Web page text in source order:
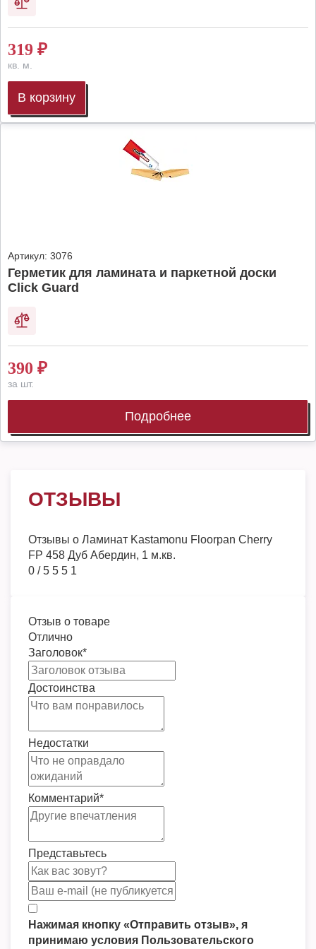
319 ₽
кв. м.
В корзину
Артикул: 3076
Герметик для ламината и паркетной доски
Click Guard
390 ₽
за шт.
Подробнее
ОТЗЫВЫ
Отзывы о Ламинат Kastamonu Floorpan Cherry
FP 458 Дуб Абердин, 1 м.кв.
0 /5 5 5 1
Отзыв о товаре
Отлично
Заголовок*
Достоинства
Недостатки
Комментарий*
Представьтесь
Нажимая кнопку «Отправить отзыв», я
принимаю условия Пользовательского